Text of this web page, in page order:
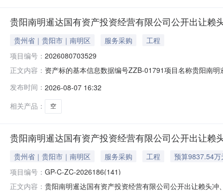
贵阳南明暹达国有资产投资经营有限公司公开出让
贵州省｜贵阳市｜南明区 服务采购
工程
项目编号： 2026080703529
正文内容： 资产标的基本信息数据编号ZZB-01791项目名称贵阳南
市南明区标的类别房产资产描述贵州省贵阳市南明区二
革老
发布时间： 2026-08-07 16:32
相关产品：
空
贵阳南明暹达国有资产投资经营有限公司公开出让赖
贵州省｜贵阳市｜南明区 服务采购 工程
预算9837.54万
项目编号： GP-C-ZC-2026186(141)
正文内容： 贵阳南明暹达国有资产投资经营有限公司公开出让赖头